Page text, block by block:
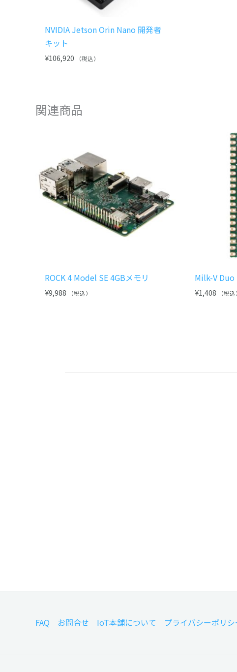
NVIDIA Jetson Orin Nano 開発者
キット
¥106,920 （税込）
関連商品
ROCK 4 Model SE 4GBメモリ
¥9,988 （税込）
Milk-V Duo
¥1,408 （税込
FAQ お問合せ IoT本舗について プライバシーポリシ